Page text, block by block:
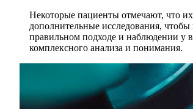
Некоторые пациенты отмечают, что
дополнительные исследования,
правильном подходе и наблюдении у
комплексного анализа и понимания.